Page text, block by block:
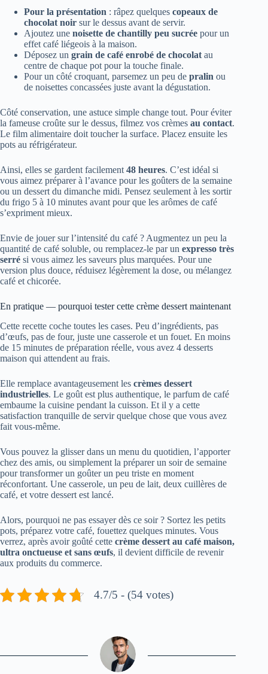
Pour la présentation : râpez quelques copeaux de
chocolat noir sur le dessus avant de servir.
Ajoutez une noisette de chantilly peu sucrée pour un
effet café liégeois à la maison.
Déposez un grain de café enrobé de chocolat au
centre de chaque pot pour la touche finale.
Pour un côté croquant, parsemez un peu de pralin ou
de noisettes concassées juste avant la dégustation.
Côté conservation, une astuce simple change tout. Pour éviter
la fameuse croûte sur le dessus, filmez vos crèmes au contact.
Le film alimentaire doit toucher la surface. Placez ensuite les
pots au réfrigérateur.
Ainsi, elles se gardent facilement 48 heures. C’est idéal si
vous aimez préparer à l’avance pour les goûters de la semaine
ou un dessert du dimanche midi. Pensez seulement à les sortir
du frigo 5 à 10 minutes avant pour que les arômes de café
s’expriment mieux.
Envie de jouer sur l’intensité du café ? Augmentez un peu la
quantité de café soluble, ou remplacez-le par un expresso très
serré si vous aimez les saveurs plus marquées. Pour une
version plus douce, réduisez légèrement la dose, ou mélangez
café et chicorée.
En pratique — pourquoi tester cette crème dessert maintenant
Cette recette coche toutes les cases. Peu d’ingrédients, pas
d’œufs, pas de four, juste une casserole et un fouet. En moins
de 15 minutes de préparation réelle, vous avez 4 desserts
maison qui attendent au frais.
Elle remplace avantageusement les crèmes dessert
industrielles. Le goût est plus authentique, le parfum de café
embaume la cuisine pendant la cuisson. Et il y a cette
satisfaction tranquille de servir quelque chose que vous avez
fait vous-même.
Vous pouvez la glisser dans un menu du quotidien, l’apporter
chez des amis, ou simplement la préparer un soir de semaine
pour transformer un goûter un peu triste en moment
réconfortant. Une casserole, un peu de lait, deux cuillères de
café, et votre dessert est lancé.
Alors, pourquoi ne pas essayer dès ce soir ? Sortez les petits
pots, préparez votre café, fouettez quelques minutes. Vous
verrez, après avoir goûté cette crème dessert au café maison,
ultra onctueuse et sans œufs, il devient difficile de revenir
aux produits du commerce.
4.7/5 - (54 votes)